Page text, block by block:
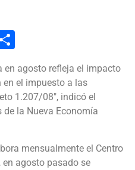
en agosto refleja el impacto
el impuesto a las
1.207/08", indicó el
de la Nueva Economía
mensualmente el Centro
en agosto pasado se